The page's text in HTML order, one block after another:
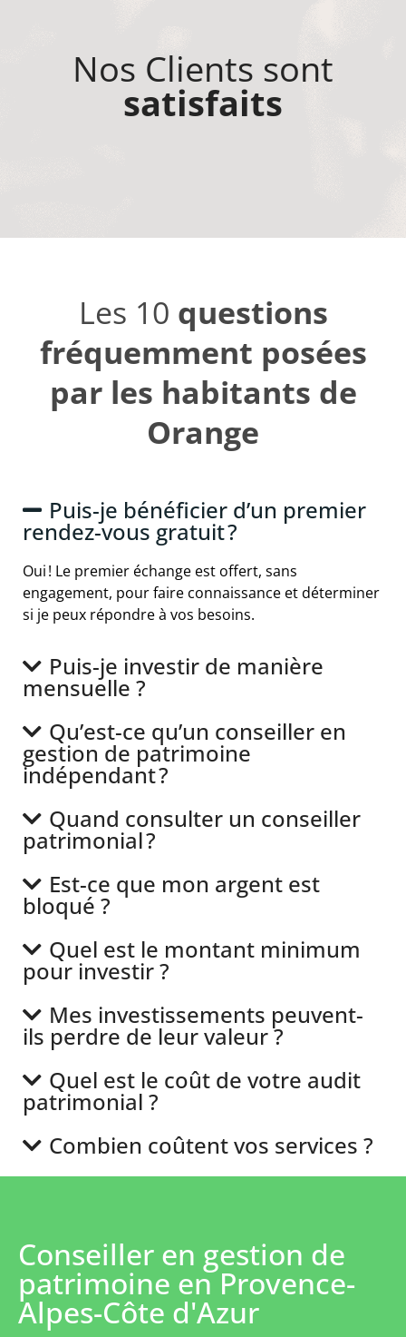
Nos Clients sont
satisfaits
Les 10 questions
fréquemment posées
par les habitants de
Orange
Puis-je bénéficier d’un premier
rendez-vous gratuit ?
Oui ! Le premier échange est offert, sans
engagement, pour faire connaissance et déterminer
si je peux répondre à vos besoins.
Puis-je investir de manière
mensuelle ?
Qu’est-ce qu’un conseiller en
gestion de patrimoine
indépendant ?
Quand consulter un conseiller
patrimonial ?
Est-ce que mon argent est
bloqué ?
Quel est le montant minimum
pour investir ?
Mes investissements peuvent-
ils perdre de leur valeur ?
Quel est le coût de votre audit
patrimonial ?
Combien coûtent vos services ?
Conseiller en gestion de
patrimoine en Provence-
Alpes-Côte d'Azur